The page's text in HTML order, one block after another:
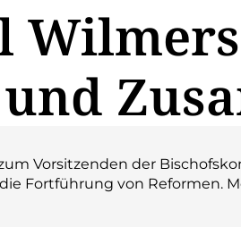
Vorsitzenden der
Fortführung von Reformen.